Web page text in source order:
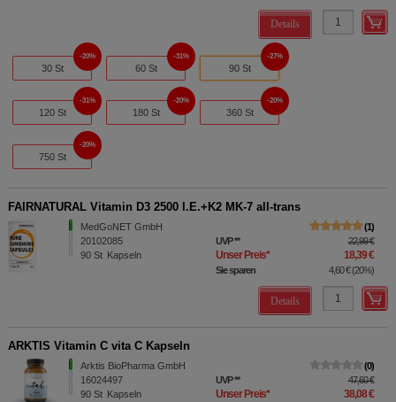
Details
30 St
20%
60 St
31%
90 St
27%
120 St
31%
180 St
20%
360 St
20%
750 St
20%
FAIRNATURAL Vitamin D3 2500 I.E.+K2 MK-7 all-trans
MedGoNET GmbH
20102085
90 St Kapseln
1
UVP** 22,99 €
Unser Preis* 18,39 €
Sie sparen 4,60 €(20%)
Details
ARKTIS Vitamin C vita C Kapseln
Arktis BioPharma GmbH
16024497
90 St Kapseln
0
UVP** 47,60 €
Unser Preis* 38,08 €